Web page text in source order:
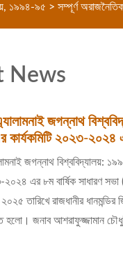
> সম্পূর্ণ অরাজনৈতিক সংগঠন
News
জগন্নাথ
কার্যকমিটি ২০২৩-২০২৪
জগন্নাথ বিশ্ববিদ্যালয়:
২০২৪ এর ৮ম বার্ষিক সাধারণ
তারিখে রাজধানীর ধানমন্ডির
হলো। জনাব আশরাফুজ্জামান